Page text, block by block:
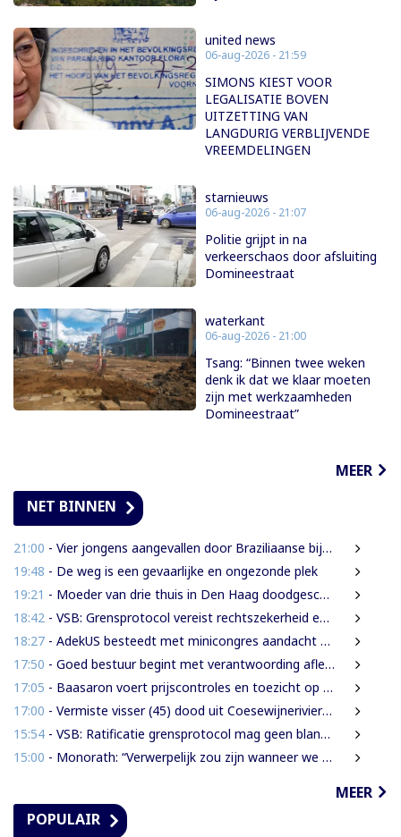
united news
06-aug-2026 - 21:59
SIMONS KIEST VOOR
LEGALISATIE BOVEN
UITZETTING VAN
LANGDURIG VERBLIJVENDE
VREEMDELINGEN
starnieuws
06-aug-2026 - 21:07
Politie grijpt in na
verkeerschaos door afsluiting
Domineestraat
waterkant
06-aug-2026 - 21:00
Tsang: “Binnen twee weken
denk ik dat we klaar moeten
zijn met werkzaamheden
Domineestraat”
MEER
NET BINNEN
21:00 - Vier jongens aangevallen door Braziliaanse bijen tijdens leguanenjacht
19:48 - De weg is een gevaarlijke en ongezonde plek
19:21 - Moeder van drie thuis in Den Haag doodgeschoten; verdachte ex-partner opgepakt na vluchten
18:42 - VSB: Grensprotocol vereist rechtszekerheid en harde waarborgen
18:27 - AdekUS besteedt met minicongres aandacht aan cultureel erfgoed
17:50 - Goed bestuur begint met verantwoording afleggen
17:05 - Baasaron voert prijscontroles en toezicht op voedselveiligheid op
17:00 - Vermiste visser (45) dood uit Coesewijnerivier gehaald
15:54 - VSB: Ratificatie grensprotocol mag geen blanco cheque zijn
15:00 - Monorath: “Verwerpelijk zou zijn wanneer we de dingen zouden bedekken met de mantel der liefde”
MEER
POPULAIR